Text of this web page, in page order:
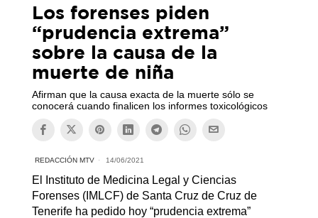
Los forenses piden
“prudencia extrema”
sobre la causa de la
muerte de niña
Afirman que la causa exacta de la muerte sólo se
conocerá cuando finalicen los informes toxicológicos
REDACCIÓN MTV 14/06/2021
El Instituto de Medicina Legal y Ciencias
Forenses (IMLCF) de Santa Cruz de Cruz de
Tenerife ha pedido hoy “prudencia extrema”